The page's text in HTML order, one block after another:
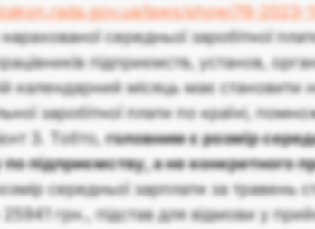
laws/show/76-2023-
середньої заробітної
підприємств, установ,
календарний місяць має
заробітної плати по країні,
3. Тобто,головним є розмір
підприємству, а не конкретного
середньої зарплати за травень
грн., підстав для відмови у